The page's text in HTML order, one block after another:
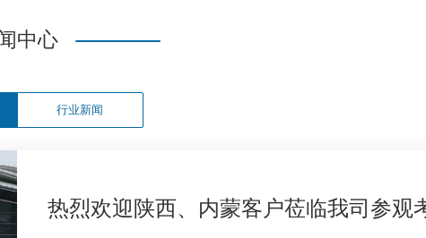
中心
行业新闻
热烈欢迎陕西、内蒙客户莅临我司参观